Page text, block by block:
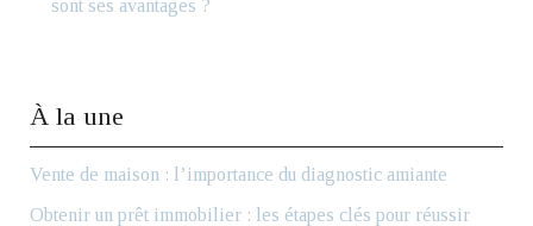
sont ses avantages ?
À la une
Vente de maison : l’importance du diagnostic amiante
Obtenir un prêt immobilier : les étapes clés pour réussir